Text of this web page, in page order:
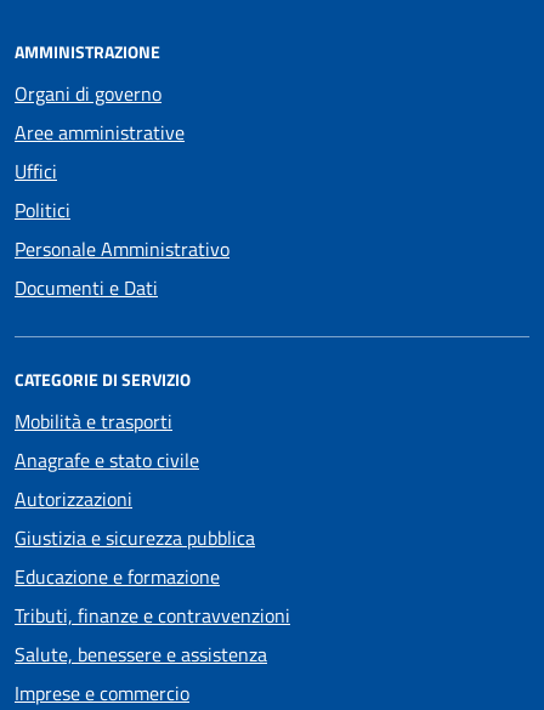
AMMINISTRAZIONE
Organi di governo
Aree amministrative
Uffici
Politici
Personale Amministrativo
Documenti e Dati
CATEGORIE DI SERVIZIO
Mobilità e trasporti
Anagrafe e stato civile
Autorizzazioni
Giustizia e sicurezza pubblica
Educazione e formazione
Tributi, finanze e contravvenzioni
Salute, benessere e assistenza
Imprese e commercio